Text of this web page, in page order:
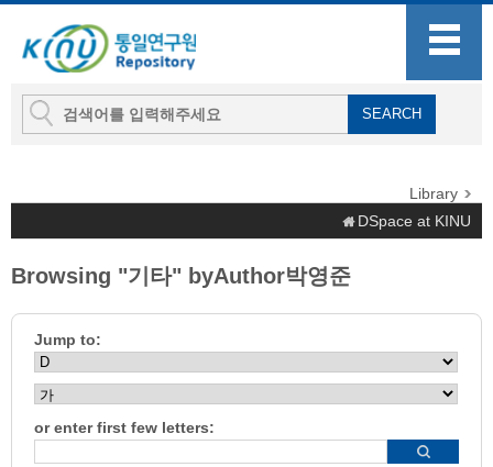
Library
DSpace at KINU
Browsing "기타" byAuthor박영준
Jump to:
or enter first few letters: